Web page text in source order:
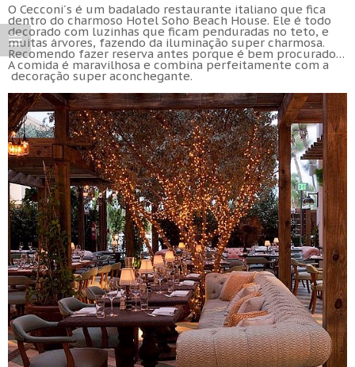
O Cecconi´s é um badalado restaurante italiano que fica
dentro do charmoso Hotel Soho Beach House. Ele é todo
decorado com luzinhas que ficam penduradas no teto, e
muitas árvores, fazendo da iluminação super charmosa.
Recomendo fazer reserva antes porque é bem procurado…
A comida é maravilhosa e combina perfeitamente com a
decoração super aconchegante.